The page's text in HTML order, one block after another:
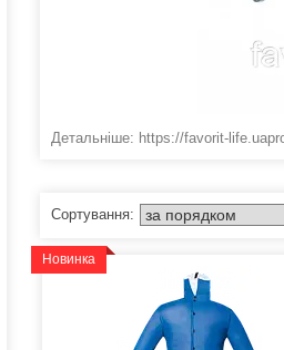
Детальніше: https://favorit-
Новинка